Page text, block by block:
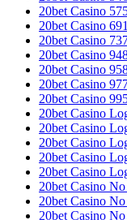
20bet Casino
20bet Casino 691
20bet Casino
20bet Casino
20bet Casino
20bet Casino
20bet Casino
20bet Casino
20bet Casino
20bet Casino
20bet Casino
20bet Casino
20bet Casino
20bet Casino
20bet Casino